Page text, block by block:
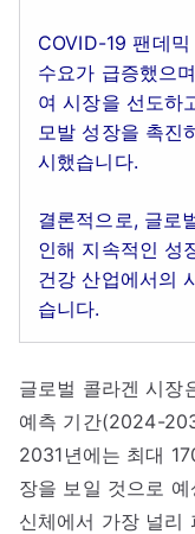
COVID-19 팬데
수요가 급증했으
여 시장을 선도하
모발 성장을 촉진
시했습니다.
결론적으로, 글로
인해 지속적인 성
건강 산업에서의
습니다.
글로벌 콜라겐 시장
예측 기간(2024-
2031년에는 최대
장을 보일 것으로 예
신체에서 가장 널리